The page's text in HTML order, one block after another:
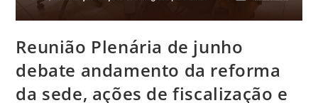
Reunião Plenária de junho
debate andamento da reforma
da sede, ações de fiscalização e